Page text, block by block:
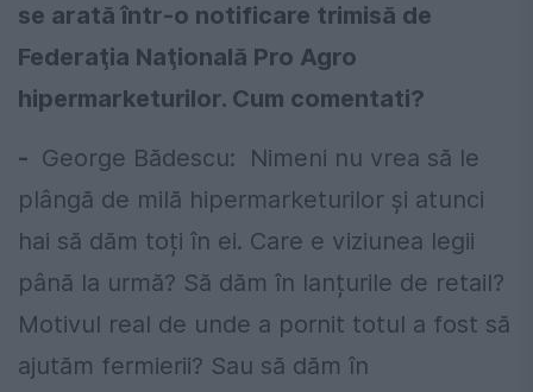
se arată într-o notificare trimisă de
Federaţia Naţională Pro Agro
hipermarketurilor. Cum comentati?
- George Bădescu: Nimeni nu vrea să le
plângă de milă hipermarketurilor și atunci
hai să dăm toți în ei. Care e viziunea legii
până la urmă? Să dăm în lanțurile de retail?
Motivul real de unde a pornit totul a fost să
ajutăm fermierii? Sau să dăm în